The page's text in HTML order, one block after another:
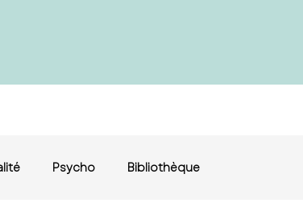
Psycho Bibliothèque